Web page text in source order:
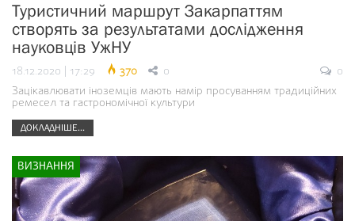
Туристичний маршрут Закарпаттям
створять за результатами дослідження
науковців УжНУ
18.12.2020 | 17:29 370 0
0
Зацікавлювати іноземців мають намір просуванням традиційних
ремесел та гастрономічної культури
ДОКЛАДНІШЕ...
ВИЗНАННЯ